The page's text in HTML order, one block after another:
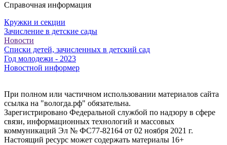
Справочная информация
Кружки и секции
Зачисление в детские сады
Новости
Списки детей, зачисленных в детский сад
Год молодежи - 2023
Новостной информер
При полном или частичном использовании материалов сайта
ссылка на "вологда.рф" обязательна.
Зарегистрировано Федеральной службой по надзору в сфере
связи, информационных технологий и массовых
коммуникаций Эл № ФС77-82164 от 02 ноября 2021 г.
Настоящий ресурс может содержать материалы 16+